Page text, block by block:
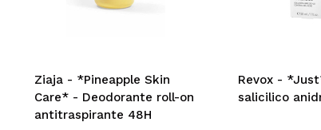
Ziaja - *Pineapple Skin
Care* - Deodorante roll-on
antitraspirante 48H
Revox -
salicilico